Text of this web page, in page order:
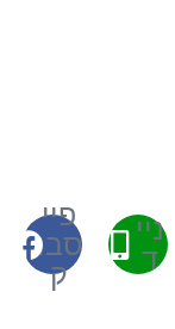
פיי
סבו
ק
ניי
ד